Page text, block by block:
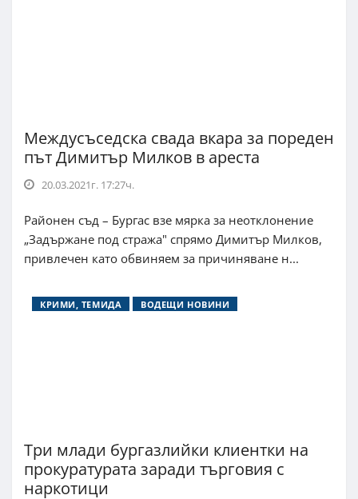
Междусъседска свада вкара за пореден
път Димитър Милков в ареста
20.03.2021г. 17:27ч.
Районен съд – Бургас взе мярка за неотклонение
„Задържане под стража" спрямо Димитър Милков,
привлечен като обвиняем за причиняване н...
КРИМИ, ТЕМИДА ВОДЕЩИ НОВИНИ
Три млади бургазлийки клиентки на
прокуратурата заради търговия с
наркотици